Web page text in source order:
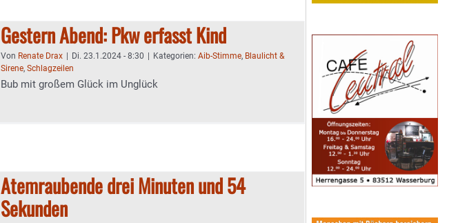
Gestern Abend: Pkw erfasst Kind
Von Renate Drax Di. 23.1.2024 - 8:30 Kategorien: Aib-Stimme, Blaulicht &
Sirene, Schlagzeilen
Bub mit großem Glück im Unglück
Atemraubende drei Minuten und 54
Sekunden